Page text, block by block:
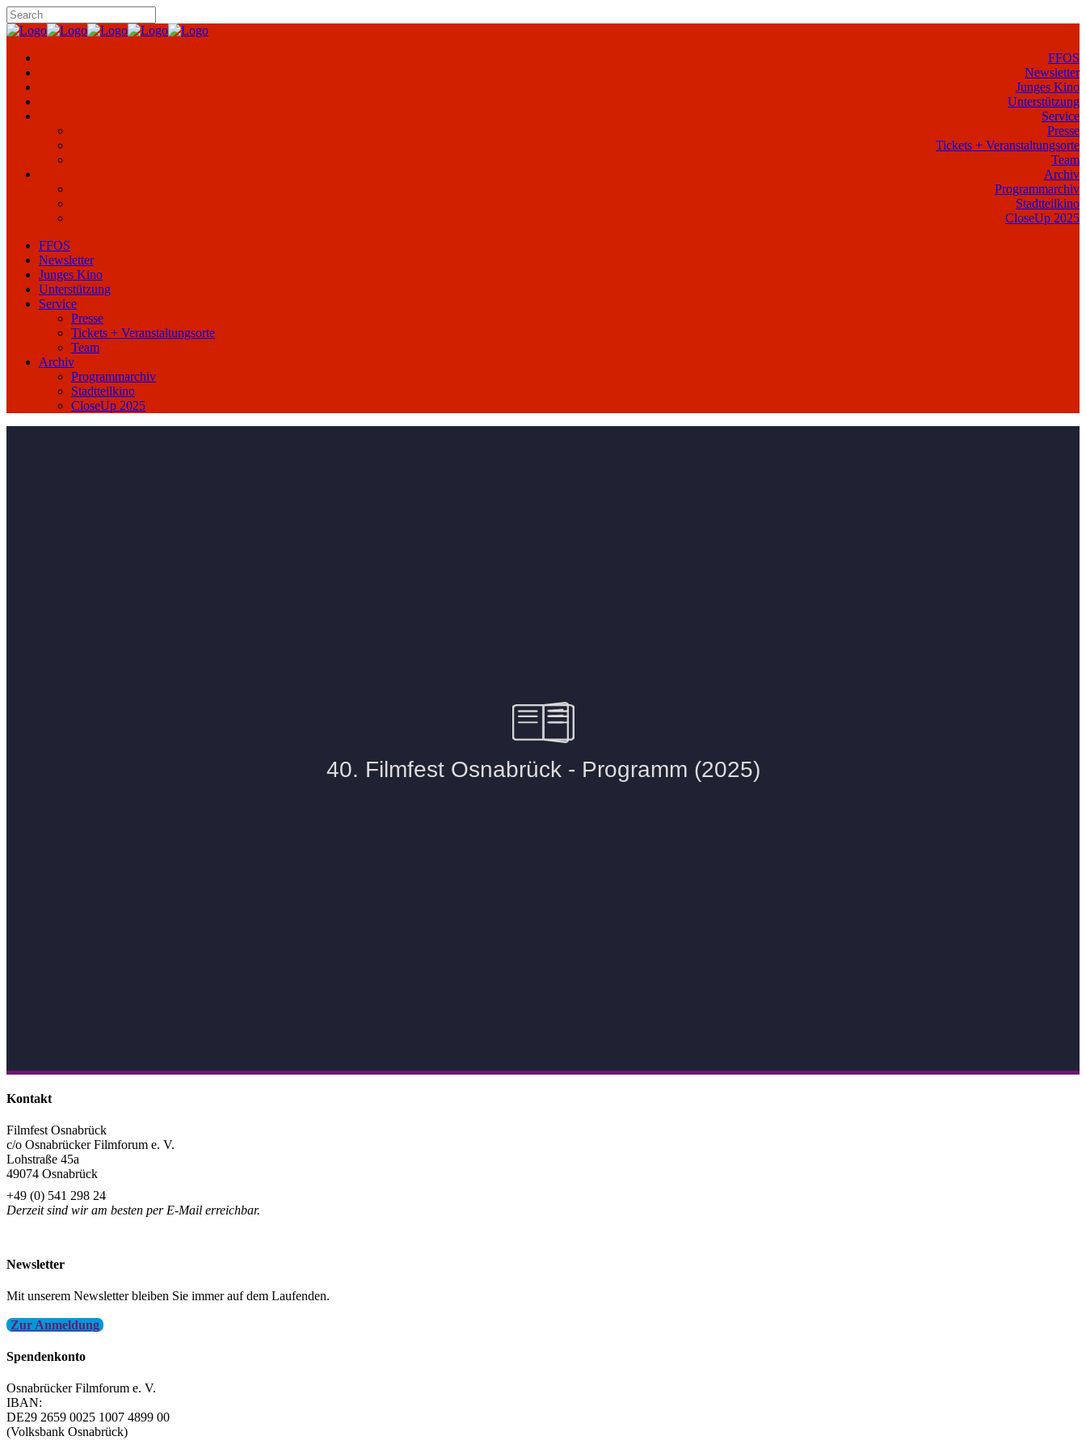
FFOS
Newsletter
Junges Kino
Unterstützung
Service
Presse
Tickets + Veranstaltungsorte
Team
Archiv
Programmarchiv
Stadtteilkino
CloseUp 2025
FFOS
Newsletter
Junges Kino
Unterstützung
Service
Presse
Tickets + Veranstaltungsorte
Team
Archiv
Programmarchiv
Stadtteilkino
CloseUp 2025
Kontakt
Filmfest Osnabrück
c/o Osnabrücker Filmforum e. V.
Lohstraße 45a
49074 Osnabrück
+49 (0) 541 298 24
Derzeit sind wir am besten per E-Mail erreichbar.
Newsletter
Mit unserem Newsletter bleiben Sie immer auf dem Laufenden.
Zur Anmeldung
Spendenkonto
Osnabrücker Filmforum e. V.
IBAN:
DE29 2659 0025 1007 4899 00
(Volksbank Osnabrück)